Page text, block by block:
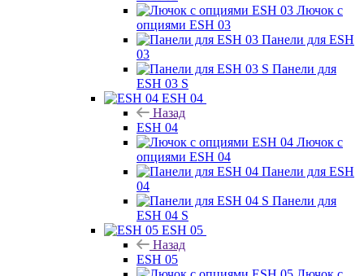
Лючок с
опциями ESH 03
Панели для ESH
03
Панели для
ESH 03 S
ESH 04
Назад
ESH 04
Лючок с
опциями ESH 04
Панели для ESH
04
Панели для
ESH 04 S
ESH 05
Назад
ESH 05